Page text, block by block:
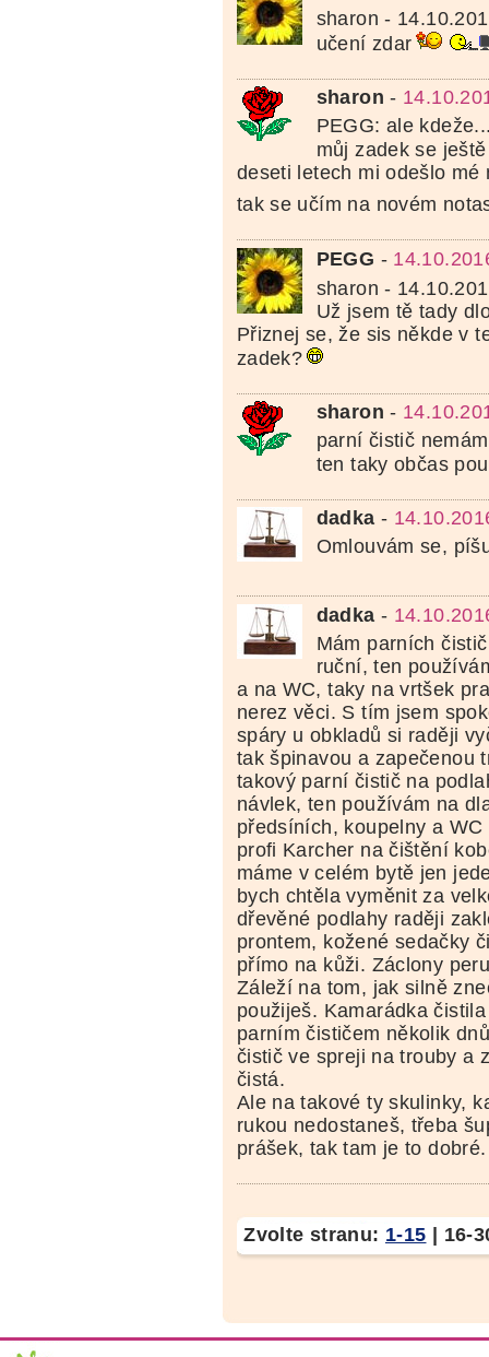
sharon -
učení zdar
sharon -
PEGG: ale
můj zadek se
deseti letech mi odešlo mé
tak se učím na novém
PEGG -
sharon -
Už jsem tě tady
Přiznej se, že sis někde v
zadek?
sharon -
parní čistič
ten taky občas
dadka -
Omlouvám se,
dadka -
Mám parních
ruční, ten
a na WC, taky na vrtšek
nerez věci. S tím jsem
spáry u obkladů si raději
tak špinavou a zapečenou
takový parní čistič na
návlek, ten používám na
předsíních, koupelny a
profi Karcher na čištění
máme v celém bytě jen
bych chtěla vyměnit za
dřevěné podlahy raději
prontem, kožené sedačky
přímo na kůži. Záclony
Záleží na tom, jak silně
použiješ. Kamarádka
parním čističem několik
čistič ve spreji na trouby a
čistá.
Ale na takové ty skulinky,
rukou nedostaneš, třeba
prášek, tak tam je to dobré.
Zvolte stranu: 1-15 16-